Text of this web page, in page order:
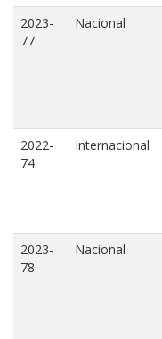
2023-
77
Nacional
2022-
74
Internacional
2023-
78
Nacional